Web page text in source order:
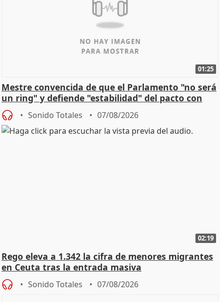
01:25
Mestre convencida de que el Parlamento "no será
un ring" y defiende "estabilidad" del pacto con
Vox
Sonido Totales 07/08/2026
02:19
Rego eleva a 1.342 la cifra de menores migrantes
en Ceuta tras la entrada masiva
Sonido Totales 07/08/2026